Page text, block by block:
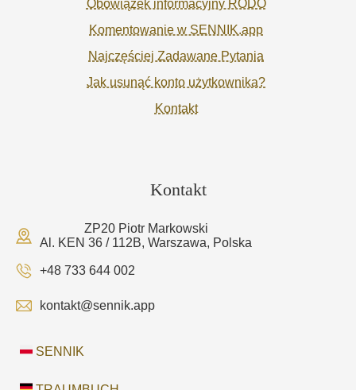
Obowiązek informacyjny RODO
Komentowanie w SENNIK.app
Najczęściej Zadawane Pytania
Jak usunąć konto użytkownika?
Kontakt
Kontakt
ZP20 Piotr Markowski
Al. KEN 36 / 112B, Warszawa, Polska
+48 733 644 002
kontakt@sennik.app
SENNIK